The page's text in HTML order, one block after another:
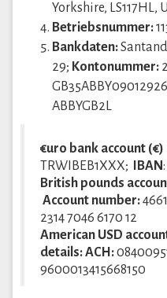
Yorkshire,
Betriebsnummer:
Bankdaten:
29; Kontonummer:
ABBYGB2L
€uro bank account
TRWIBEB1XXX;
IBAN
British pounds
Account number:
2314 7046 6170 12
American USD
details: ACH:
9600013415668150